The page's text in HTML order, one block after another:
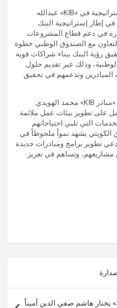
ومن جانبه، قال مدير عام الإستراتيجية في «KIB» عبدالله
إطار إستراتيجية البنك
في دعم قطاع المشروعات
مع الصندوق الوطني خطوة
رؤية البنك ببناء شراكات قوية
وذلك عبر تقديم حلول
المبادرين وتدعمهم في تحقيق
وفي سياق متصل، قال رئيس «مبادر KIB» محمد الهويدي:
على تطوير بيئات عمل ملائمة
التي تلبي احتياجاتهم
الكويتي يشهد نمواً ملحوظاً في
تطوير برامج ومبادرات جديدة
وتساهم في تعزيز
هاشم صفي الدين أميناً